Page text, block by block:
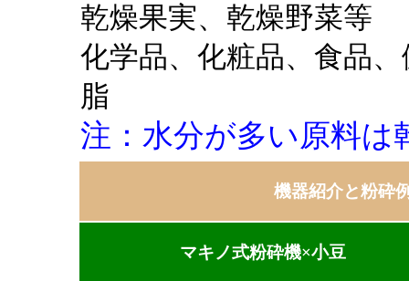
乾燥果実、乾燥野菜等
化学品、化粧品、食品
脂
注：水分が多い原料は
機器紹介と粉砕
マキノ式粉砕機×小豆